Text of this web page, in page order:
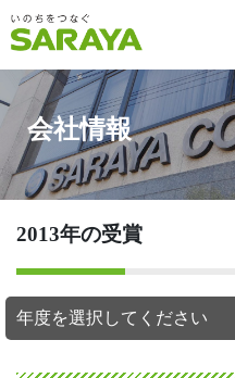
会社情報
2013年の受賞